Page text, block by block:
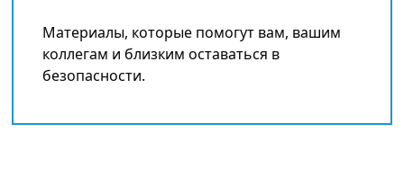
Материалы, которые помогут вам, вашим
коллегам и близким оставаться в
безопасности.